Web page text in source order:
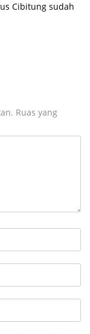
Cibitung sudah
Ruas yang